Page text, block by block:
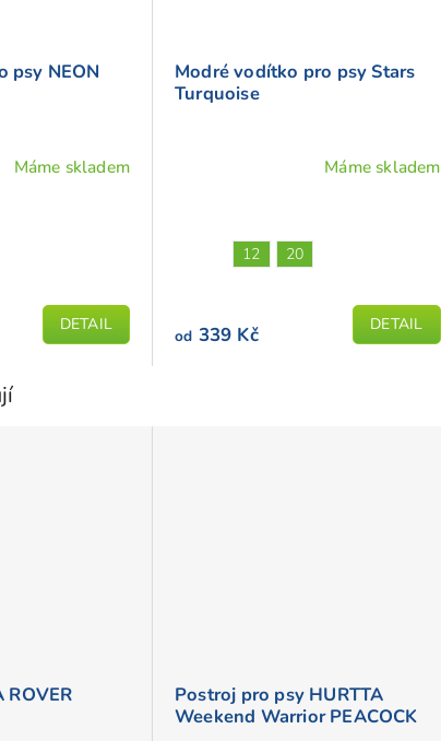
psy NEON
Máme skladem
DETAIL
Modré vodítko pro psy Stars
Turquoise
5
Máme skladem
od 339 Kč DETAIL
12 20
ROVER
Postroj pro psy HURTTA
Weekend Warrior PEACOCK